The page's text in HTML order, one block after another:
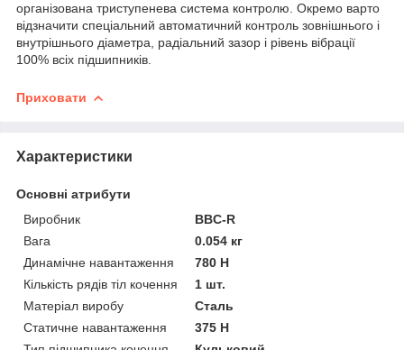
організована триступенева система контролю. Окремо варто
відзначити спеціальний автоматичний контроль зовнішнього і
внутрішнього діаметра, радіальний зазор і рівень вібрації
100% всіх підшипників.
Приховати
Характеристики
Основні атрибути
Виробник
BBC-R
Вага
0.054 кг
Динамічне навантаження
780 Н
Кількість рядів тіл кочення
1 шт.
Матеріал виробу
Сталь
Статичне навантаження
375 Н